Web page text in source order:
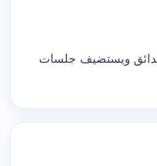
ويستضيف جلسات